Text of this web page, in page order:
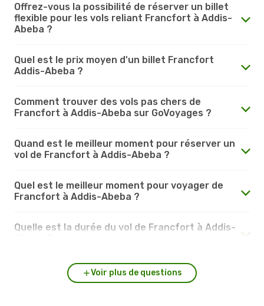
Offrez-vous la possibilité de réserver un billet
flexible pour les vols reliant Francfort à Addis-
Abeba ?
Quel est le prix moyen d'un billet Francfort
Addis-Abeba ?
Comment trouver des vols pas chers de
Francfort à Addis-Abeba sur GoVoyages ?
Quand est le meilleur moment pour réserver un
vol de Francfort à Addis-Abeba ?
Quel est le meilleur moment pour voyager de
Francfort à Addis-Abeba ?
Quelle est la durée du vol de Francfort à Addis-
Voir plus de questions